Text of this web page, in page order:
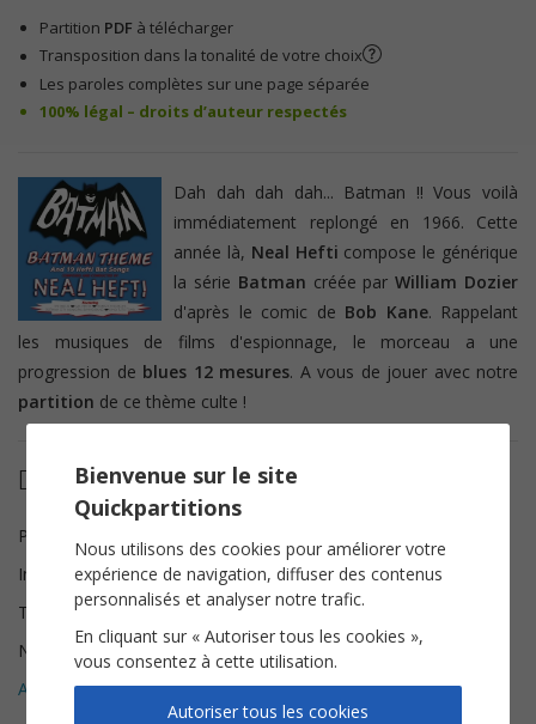
Partition PDF à télécharger
Transposition dans la tonalité de votre choix
Les paroles complètes sur une page séparée
100% légal – droits d’auteur respectés
Dah dah dah dah... Batman !! Vous voilà
immédiatement replongé en 1966. Cette
année là, Neal Hefti compose le générique
la série Batman créée parWilliam Dozier
d'après le comic de Bob Kane. Rappelant
les musiques de films d'espionnage, le morceau a une
progression de blues 12 mesures. A vous de jouer avec notre
partition de ce thème culte !
Détails de la partition
Paroles et Musique
Instrumentation
Piano solo
Tonalité
Do majeur
Nombre de pages
4
Avis clients (1) 5
Bienvenue sur le site
Quickpartitions
Nous utilisons des cookies pour améliorer votre
expérience de navigation, diffuser des contenus
personnalisés et analyser notre trafic.
En cliquant sur « Autoriser tous les cookies »,
vous consentez à cette utilisation.
Autoriser tous les cookies